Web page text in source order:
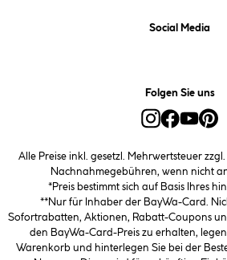
Social Media
Folgen Sie uns
Alle Preise inkl. gesetzl. Mehrwertsteuer zzgl.
Nachnahmegebühren, wenn nicht
*Preis bestimmt sich auf Basis Ihres
**Nur für Inhaber der BayWa-Card.
Sofortrabatten, Aktionen, Rabatt-Coupons
den BayWa-Card-Preis zu erhalten,
Warenkorb und hinterlegen Sie bei der